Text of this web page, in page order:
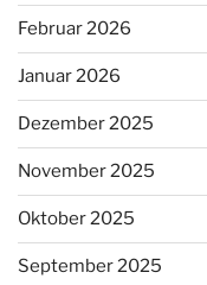
Februar 2026
Januar 2026
Dezember 2025
November 2025
Oktober 2025
September 2025